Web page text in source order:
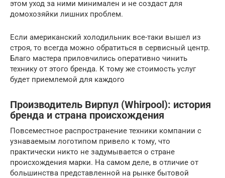
этом уход за ними минимален и не создаст для
домохозяйки лишних проблем.
Если американский холодильник все-таки вышел из
строя, то всегда можно обратиться в сервисный центр.
Благо мастера приловчились оперативно чинить
технику от этого бренда. К тому же стоимость услуг
будет приемлемой для каждого
Производитель Вирпул (Whirpool): история
бренда и страна происхождения
Повсеместное распространение техники компании с
узнаваемым логотипом привело к тому, что
практически никто не задумывается о стране
происхождения марки. На самом деле, в отличие от
большинства представленной на рынке бытовой